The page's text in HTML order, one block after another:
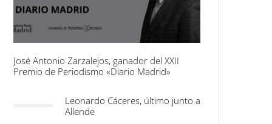
José Antonio Zarzalejos, ganador del XXII
Premio de Periodismo «Diario Madrid»
Leonardo Cáceres, último junto a
Allende